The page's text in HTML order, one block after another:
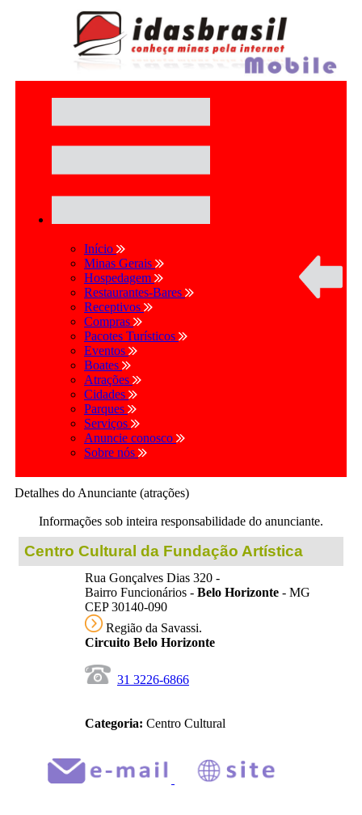
Início
Minas Gerais
Hospedagem
Restaurantes-Bares
Receptivos
Compras
Pacotes Turísticos
Eventos
Boates
Atrações
Cidades
Parques
Serviços
Anuncie conosco
Sobre nós
Detalhes do Anunciante (atrações)
Informações sob inteira responsabilidade do anunciante.
Centro Cultural da Fundação Artística
Rua Gonçalves Dias 320 -
Bairro Funcionários - Belo Horizonte - MG
CEP 30140-090
Região da Savassi.
Circuito Belo Horizonte
31 3226-6866
Categoria: Centro Cultural